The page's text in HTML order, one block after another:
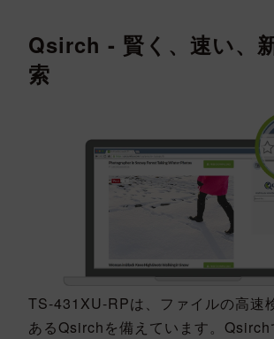
Qsirch - 賢く、速い、
索
TS-431XU-RPは、ファイルの高速
あるQsirchを備えています。Qsirch